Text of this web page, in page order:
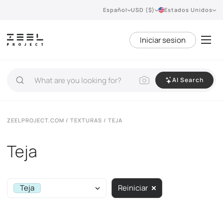
Español USD ($) Estados Unidos
Iniciar sesion
AI Search
ZEELPROJECT.COM / TEXTURAS / TEJA
Teja
Teja Reiniciar